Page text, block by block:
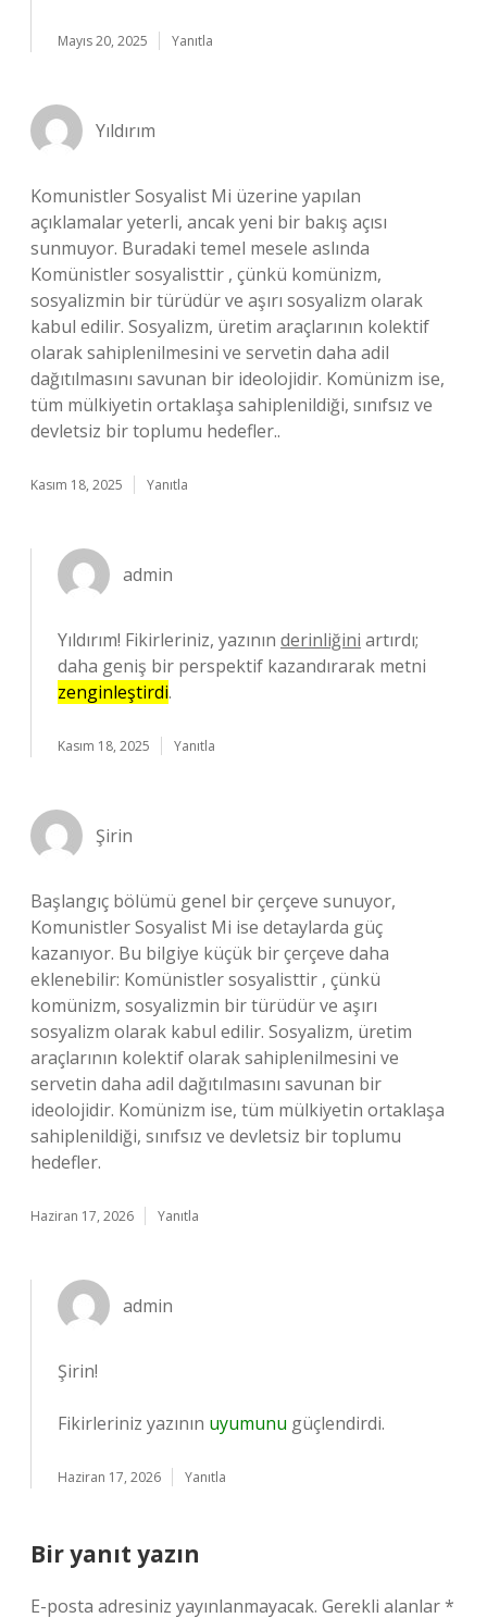
Mayıs 20, 2025 Yanıtla
Yıldırım
Komunistler Sosyalist Mi üzerine yapılan
açıklamalar yeterli, ancak yeni bir bakış açısı
sunmuyor. Buradaki temel mesele aslında
Komünistler sosyalisttir , çünkü komünizm,
sosyalizmin bir türüdür ve aşırı sosyalizm olarak
kabul edilir. Sosyalizm, üretim araçlarının kolektif
olarak sahiplenilmesini ve servetin daha adil
dağıtılmasını savunan bir ideolojidir. Komünizm ise,
tüm mülkiyetin ortaklaşa sahiplenildiği, sınıfsız ve
devletsiz bir toplumu hedefler..
Kasım 18, 2025 Yanıtla
admin
Yıldırım! Fikirleriniz, yazının derinliğini artırdı;
daha geniş bir perspektif kazandırarak metni
zenginleştirdi.
Kasım 18, 2025 Yanıtla
Şirin
Başlangıç bölümü genel bir çerçeve sunuyor,
Komunistler Sosyalist Mi ise detaylarda güç
kazanıyor. Bu bilgiye küçük bir çerçeve daha
eklenebilir: Komünistler sosyalisttir , çünkü
komünizm, sosyalizmin bir türüdür ve aşırı
sosyalizm olarak kabul edilir. Sosyalizm, üretim
araçlarının kolektif olarak sahiplenilmesini ve
servetin daha adil dağıtılmasını savunan bir
ideolojidir. Komünizm ise, tüm mülkiyetin ortaklaşa
sahiplenildiği, sınıfsız ve devletsiz bir toplumu
hedefler.
Haziran 17, 2026 Yanıtla
admin
Şirin!
Fikirleriniz yazının uyumunu güçlendirdi.
Haziran 17, 2026 Yanıtla
Bir yanıt yazın
E-posta adresiniz yayınlanmayacak. Gerekli alanlar*